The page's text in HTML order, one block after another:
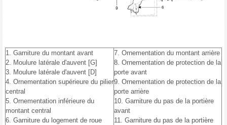
1. Garniture du montant avant
2. Moulure latérale d'auvent [G]
3. Moulure latérale d'auvent [D]
4. Ornementation supérieure du pilier
central
5. Ornementation inférieure du
montant central
6. Garniture du logement de roue
7. Ornementation du montant arrière
8. Ornementation de protection de la
porte avant
9. Ornementation de protection de la
porte arrière
10. Garniture du pas de la portière
avant
11. Garniture du pas de la portière